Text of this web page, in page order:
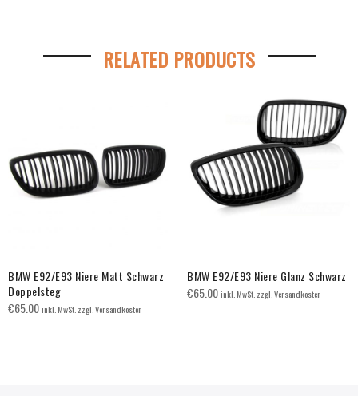
RELATED PRODUCTS
BMW E92/E93 Niere Matt Schwarz
Doppelsteg
€65.00inkl. MwSt. zzgl. Versandkosten
BMW E92/E93 Niere Glanz Schwarz
€65.00inkl. MwSt. zzgl. Versandkosten